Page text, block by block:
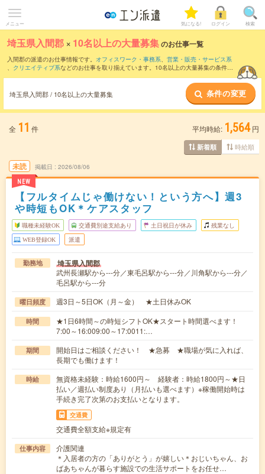
メニュー 気になる! ログイン 検索
埼玉県入間郡 × 10名以上の大量募集のお仕事一覧
入間郡の派遣のお仕事情報です。 オフィスワーク・事務系、 営業・販売・サービス系
、 クリエイティブ系などのお仕事を取り揃えています。10名以上の大量募集の条件の
埼玉県入間郡 / 10名以上の大量募集 条件の変更
全 11 件 平均時給: 1,564 円
新着順 時給順
未読
NEW
掲載日 2026/08/06
【フルタイムじゃ働けない！という方へ】週3
や時短もOK＊ケアスタッフ
職種未経験OK 交通費別途支給あり 土日祝日が休み 残業なし
WEB登録OK 派遣
勤務地 埼玉県入間郡
武州長瀬駅から---分／東毛呂駅から---分／川角駅から---分／
毛呂駅から---分
曜日頻度 週3日～5日OK（月～金） ★土日休みOK
時間
★1日6時間～の時短シフトOK★スタート時間選べます！
7:00～16:009:00～17:0011:…
期間
開始日はご相談ください！ ★急募 ★職場が気に入れば、
長期でも働けます！
時給
無資格未経験：時給1600円～ 経験者：時給1800円～★日
払い／週払い制度あり（月払いも選べます）※稼働開始時は
手続き完了次第のお支払いとなります。
交通費
交通費全額支給※規定有
仕事内容
介護関連
＊入居者の方の「ありがとう」が嬉しい＊おじいちゃん、お
ばあちゃんが暮らす施設での生活サポートをお任せ…